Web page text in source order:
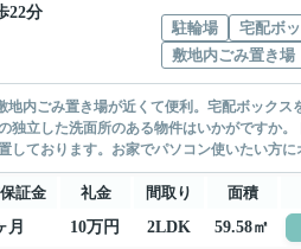
22分
駐輪場
宅配ボ
敷地内ごみ置き場
内ごみ置き場が近くて便利。宅配ボックス
立した洗面所のある物件はいかがですか
ております。お家でパソコン使いたい方に
証金 礼金 間取り 面積
月 10万円 2LDK 59.58㎡